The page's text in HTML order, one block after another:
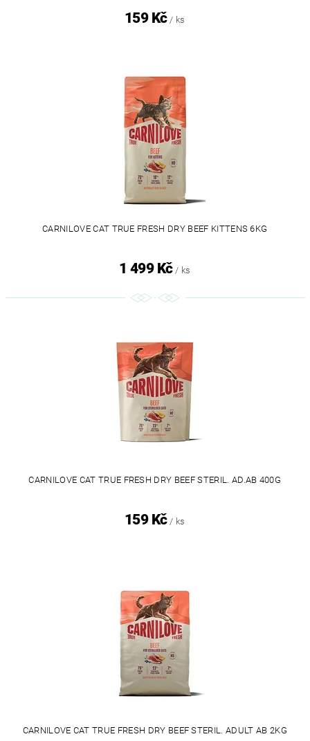
159 Kč / ks
CARNILOVE CAT TRUE FRESH DRY BEEF KITTENS 6KG
1 499 Kč / ks
CARNILOVE CAT TRUE FRESH DRY BEEF STERIL. AD.AB 400G
159 Kč / ks
CARNILOVE CAT TRUE FRESH DRY BEEF STERIL. ADULT AB 2KG